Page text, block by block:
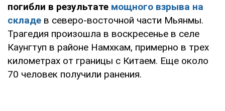
погибли в результате мощного взрыва на
складе в северо-восточной части Мьянмы.
Трагедия произошла в воскресенье в селе
Каунгтуп в районе Намхкам, примерно в трех
километрах от границы с Китаем. Еще около
70 человек получили ранения.